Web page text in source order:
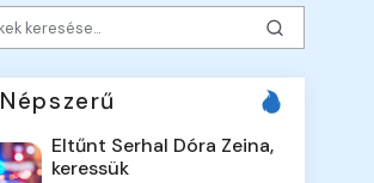
Népszerű
Eltűnt Serhal Dóra Zeina,
keressük